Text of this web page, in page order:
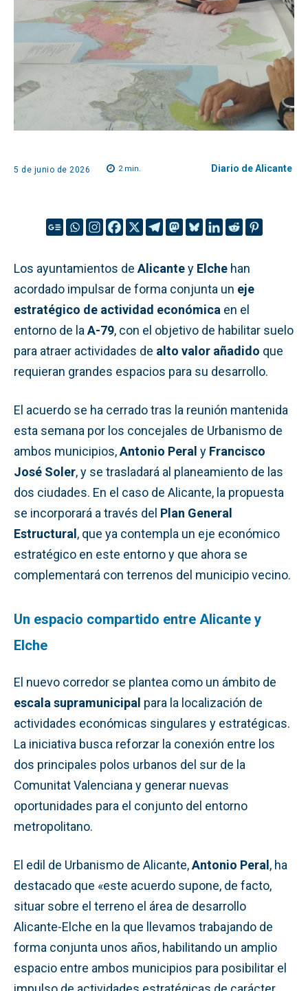
5 de junio de 2026 2min. Diario de Alicante
Los ayuntamientos de Alicantey Elche han
acordado impulsar de forma conjunta un eje
estratégico de actividad económica en el
entorno de la A-79, con el objetivo de habilitar suelo
para atraer actividades de alto valor añadido que
requieran grandes espacios para su desarrollo.
El acuerdo se ha cerrado tras la reunión mantenida
esta semana por los concejales de Urbanismo de
ambos municipios,Antonio Peral y Francisco
José Soler, y se trasladará al planeamiento de las
dos ciudades. En el caso de Alicante, la propuesta
se incorporará a través del Plan General
Estructural, que ya contempla un eje económico
estratégico en este entorno y que ahora se
complementará con terrenos del municipio vecino.
Un espacio compartido entre Alicante y
Elche
El nuevo corredor se plantea como un ámbito de
escala supramunicipal para la localización de
actividades económicas singulares y estratégicas.
La iniciativa busca reforzar la conexión entre los
dos principales polos urbanos del sur de la
Comunitat Valenciana y generar nuevas
oportunidades para el conjunto del entorno
metropolitano.
El edil de Urbanismo de Alicante,Antonio Peral, ha
destacado que «este acuerdo supone, de facto,
situar sobre el terreno el área de desarrollo
Alicante-Elche en la que llevamos trabajando de
forma conjunta unos años, habilitando un amplio
espacio entre ambos municipios para posibilitar el